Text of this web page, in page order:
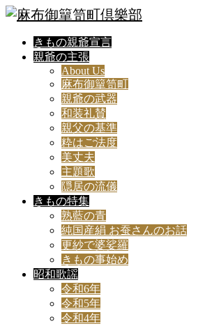
きもの親爺宣言
親爺の主張
About Us
麻布御簞笥町
親爺の武器
和装礼賛
親父の基準
粋はご法度
美丈夫
主題歌
隠居の流儀
きもの特集
熟藍の青
純国産絹 お蚕さんのお話
更紗で婆娑羅
きもの事始め
昭和歌謡
令和6年
令和5年
令和4年